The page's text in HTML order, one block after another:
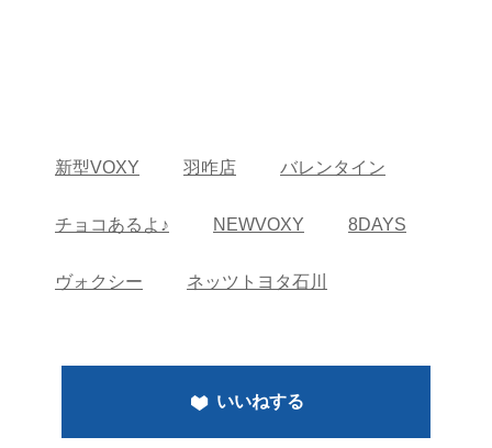
新型VOXY 羽咋店 バレンタイン
チョコあるよ♪ NEWVOXY 8DAYS
ヴォクシー ネッツトヨタ石川
いいねする